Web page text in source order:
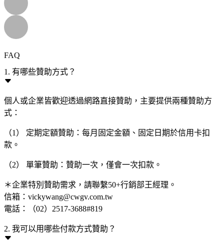
FAQ
1. 有哪些贊助方式？
個人或企業皆歡迎透過網路直接贊助，主要提供兩種贊助方
式：
（1） 定期定額贊助：每月固定金額、固定日期於信用卡扣
款。
（2） 單筆贊助：贊助一次，僅會一次扣款。
＊企業特別贊助需求，請聯繫50+行銷部王經理。
信箱：vickywang@cwgv.com.tw
電話：（02）2517-3688#819
2. 我可以用哪些付款方式贊助？